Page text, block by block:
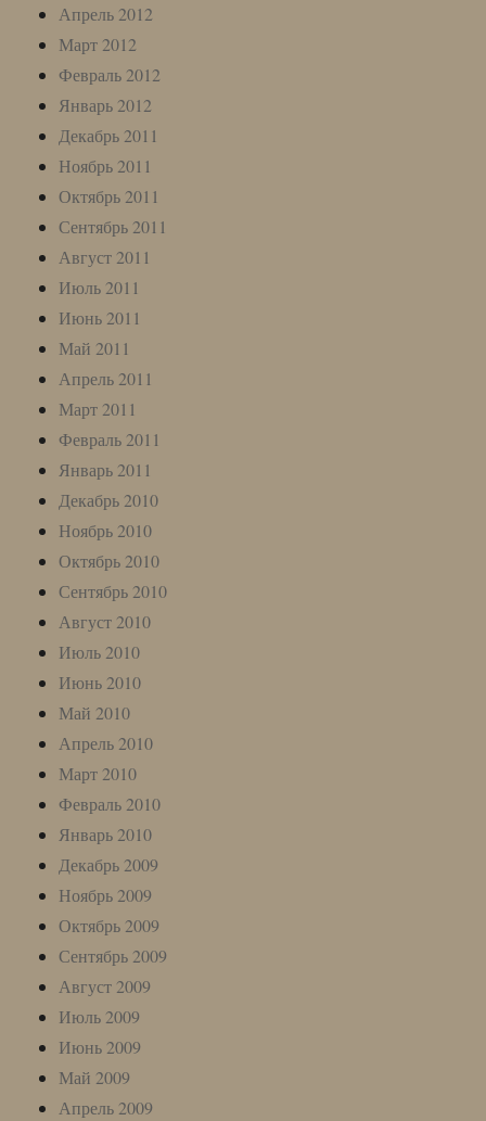
Апрель 2012
Март 2012
Февраль 2012
Январь 2012
Декабрь 2011
Ноябрь 2011
Октябрь 2011
Сентябрь 2011
Август 2011
Июль 2011
Июнь 2011
Май 2011
Апрель 2011
Март 2011
Февраль 2011
Январь 2011
Декабрь 2010
Ноябрь 2010
Октябрь 2010
Сентябрь 2010
Август 2010
Июль 2010
Июнь 2010
Май 2010
Апрель 2010
Март 2010
Февраль 2010
Январь 2010
Декабрь 2009
Ноябрь 2009
Октябрь 2009
Сентябрь 2009
Август 2009
Июль 2009
Июнь 2009
Май 2009
Апрель 2009